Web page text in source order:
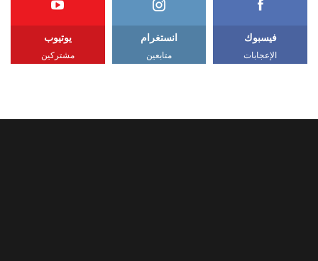
فيسبوك
الإعجابات
انستغرام
متابعين
يوتيوب
مشتركين